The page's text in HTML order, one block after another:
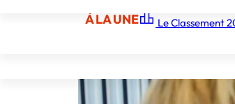
À LA UNE Le Classement